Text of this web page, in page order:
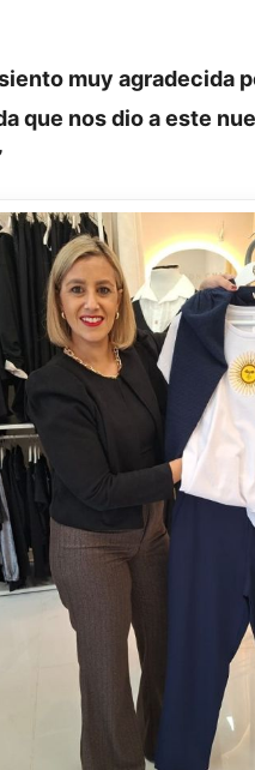
muy agradecida
que nos dio a este